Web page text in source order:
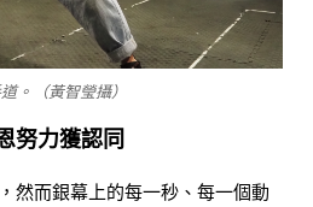
。（黃智瑩攝）
努力獲認同
然而銀幕上的每一秒、每一個動